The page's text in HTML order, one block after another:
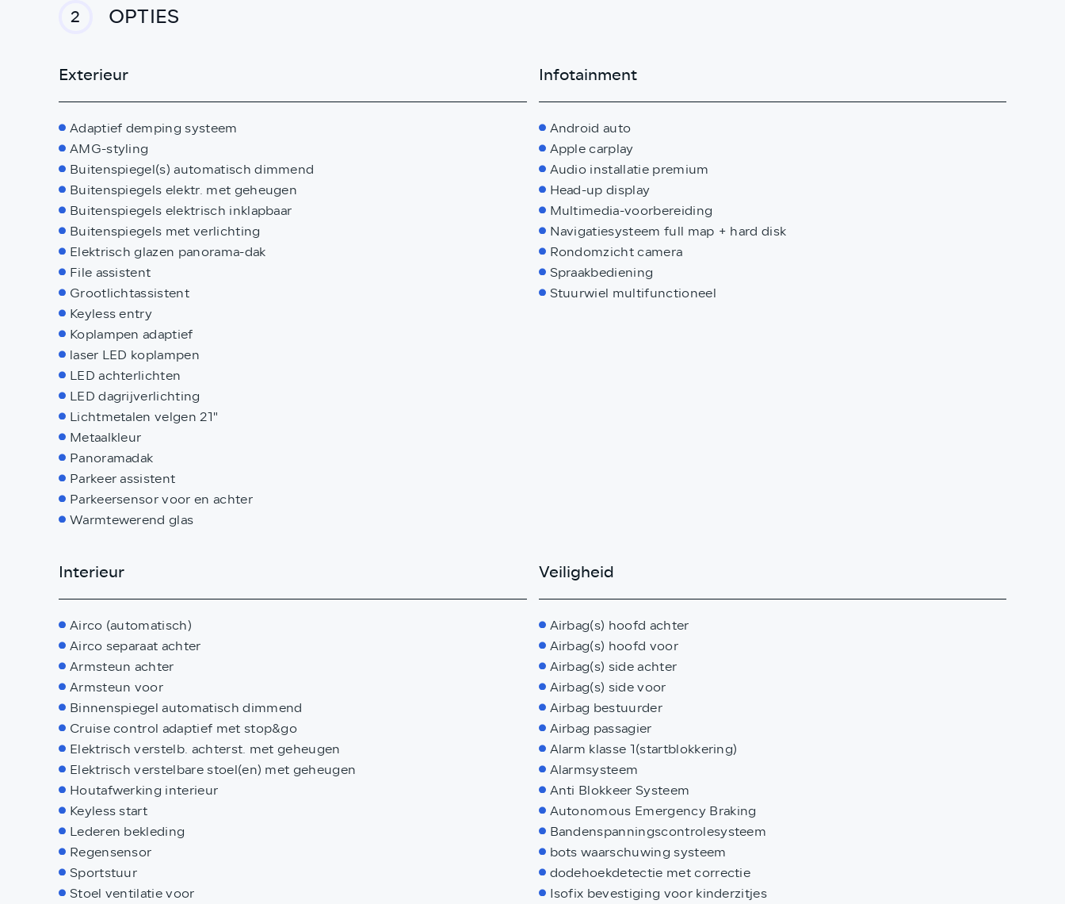
2 OPTIES
Exterieur
Adaptief demping systeem
AMG-styling
Buitenspiegel(s) automatisch dimmend
Buitenspiegels elektr. met geheugen
Buitenspiegels elektrisch inklapbaar
Buitenspiegels met verlichting
Elektrisch glazen panorama-dak
File assistent
Grootlichtassistent
Keyless entry
Koplampen adaptief
laser LED koplampen
LED achterlichten
LED dagrijverlichting
Lichtmetalen velgen 21"
Metaalkleur
Panoramadak
Parkeer assistent
Parkeersensor voor en achter
Warmtewerend glas
Infotainment
Android auto
Apple carplay
Audio installatie premium
Head-up display
Multimedia-voorbereiding
Navigatiesysteem full map + hard disk
Rondomzicht camera
Spraakbediening
Stuurwiel multifunctioneel
Interieur
Airco (automatisch)
Airco separaat achter
Armsteun achter
Armsteun voor
Binnenspiegel automatisch dimmend
Cruise control adaptief met stop&go
Elektrisch verstelb. achterst. met geheugen
Elektrisch verstelbare stoel(en) met geheugen
Houtafwerking interieur
Keyless start
Lederen bekleding
Regensensor
Sportstuur
Stoel ventilatie voor
Veiligheid
Airbag(s) hoofd achter
Airbag(s) hoofd voor
Airbag(s) side achter
Airbag(s) side voor
Airbag bestuurder
Airbag passagier
Alarm klasse 1(startblokkering)
Alarmsysteem
Anti Blokkeer Systeem
Autonomous Emergency Braking
Bandenspanningscontrolesysteem
bots waarschuwing systeem
dodehoekdetectie met correctie
Isofix bevestiging voor kinderzitjes